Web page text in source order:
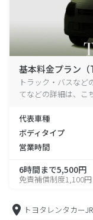
基本料金プラン（
トラック・バスな
てなどの詳細は、こ
代表車種
ボディタイプ
営業時間
6時間まで5,500円
免責補償制度1,100円
トヨタレンタカー